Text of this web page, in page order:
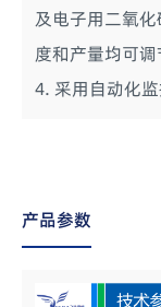
及电子用二氧
度和产量均可调
4. 采用自动化
产品参数